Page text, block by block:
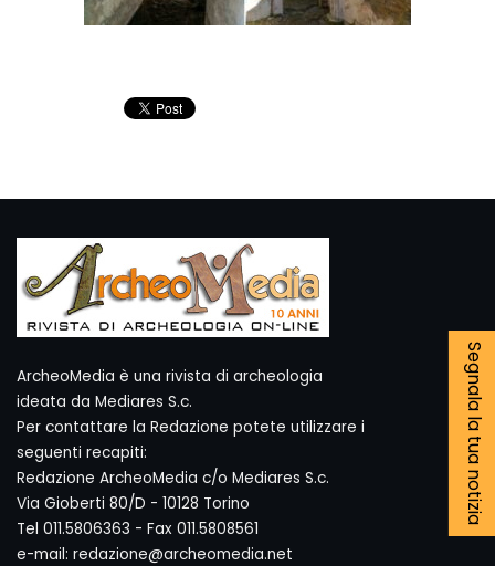
Segnala la tua notizia
ArcheoMedia è una rivista di archeologia
ideata da Mediares S.c.
Per contattare la Redazione potete utilizzare i
seguenti recapiti:
Redazione ArcheoMedia c/o Mediares S.c.
Via Gioberti 80/D - 10128 Torino
Tel 011.5806363 - Fax 011.5808561
e-mail: redazione@archeomedia.net